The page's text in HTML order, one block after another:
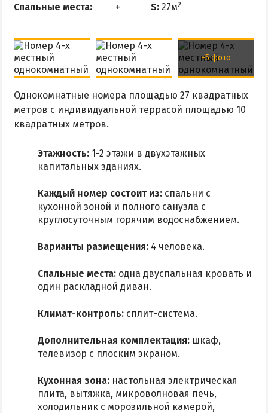
Спальные места: S: 27м2
+5 фото
Однокомнатные номера площадью 27 квадратных
метров с индивидуальной террасой площадью 10
квадратных метров.
Этажность: 1-2 этажи в двухэтажных
капитальных зданиях.
Каждый номер состоит из: спальни с
кухонной зоной и полного санузла с
круглосуточным горячим водоснабжением.
Варианты размещения: 4 человека.
Спальные места: одна двуспальная кровать и
один раскладной диван.
Климат-контроль: сплит-система.
Дополнительная комплектация: шкаф,
телевизор с плоским экраном.
Кухонная зона: настольная электрическая
плита, вытяжка, микроволновая печь,
холодильник с морозильной камерой,